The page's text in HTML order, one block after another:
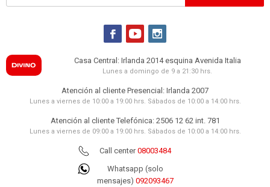
  
Casa Central: Irlanda 2014 esquina Avenida Italia
Lunes a domingo de 9 a 21:30 hrs.
Atención al cliente Presencial: Irlanda 2007
Lunes a viernes de 10:00 a 19:00 hrs. Sábados de 10:00 a 14:00 hrs.
Atención al cliente Telefónica: 2506 12 62 int. 781
Lunes a viernes de 09:00 a 19:00 hrs. Sábados de 10:00 a 14:00 hrs.
Call center08003484
Whatsapp (solo
mensajes) 092093467